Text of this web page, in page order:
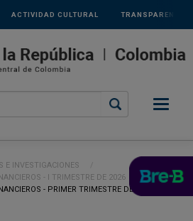
ACTIVIDAD CULTURAL TRANSPARENCIA
E INVESTIGACIONES
- I TRIMESTRE DE 2026
- PRIMER TRIMESTRE DE 2012